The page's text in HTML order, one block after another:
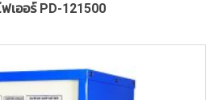
ฟเออร์ PD-121500